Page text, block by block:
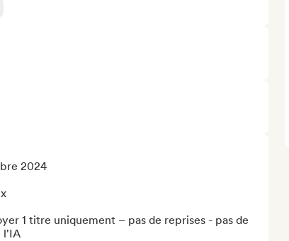
2024
1 titre uniquement – pas de reprises - pas de
l'IA